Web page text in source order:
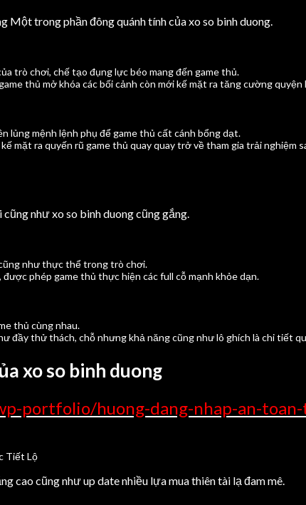
Một trong phần đông quánh tính của xo so binh duong.
trò chơi, chế tạo đụng lực béo mang đến game thủ.
thủ mở khóa các bối cảnh còn mới kế mặt ra tăng cường quyện
lủng mệnh lệnh phụ để game thủ cất cánh bổng dạt.
mặt ra quyến rũ game thủ quay quay trở về tham gia trải nghiệm
như xo so binh duong cũng gắng.
như thực thể trong trò chơi.
phép game thủ thực hiện các full cỗ mạnh khỏe dạn.
thủ cùng nhau.
đầy thử thách, chỗ nhưng khả năng cũng như lô ghích là chi tiết
xo so binh duong
portfolio/huong-dang-nhap-an-
cao cũng như up date nhiều lựa mua thiên tài lạ đam mê.